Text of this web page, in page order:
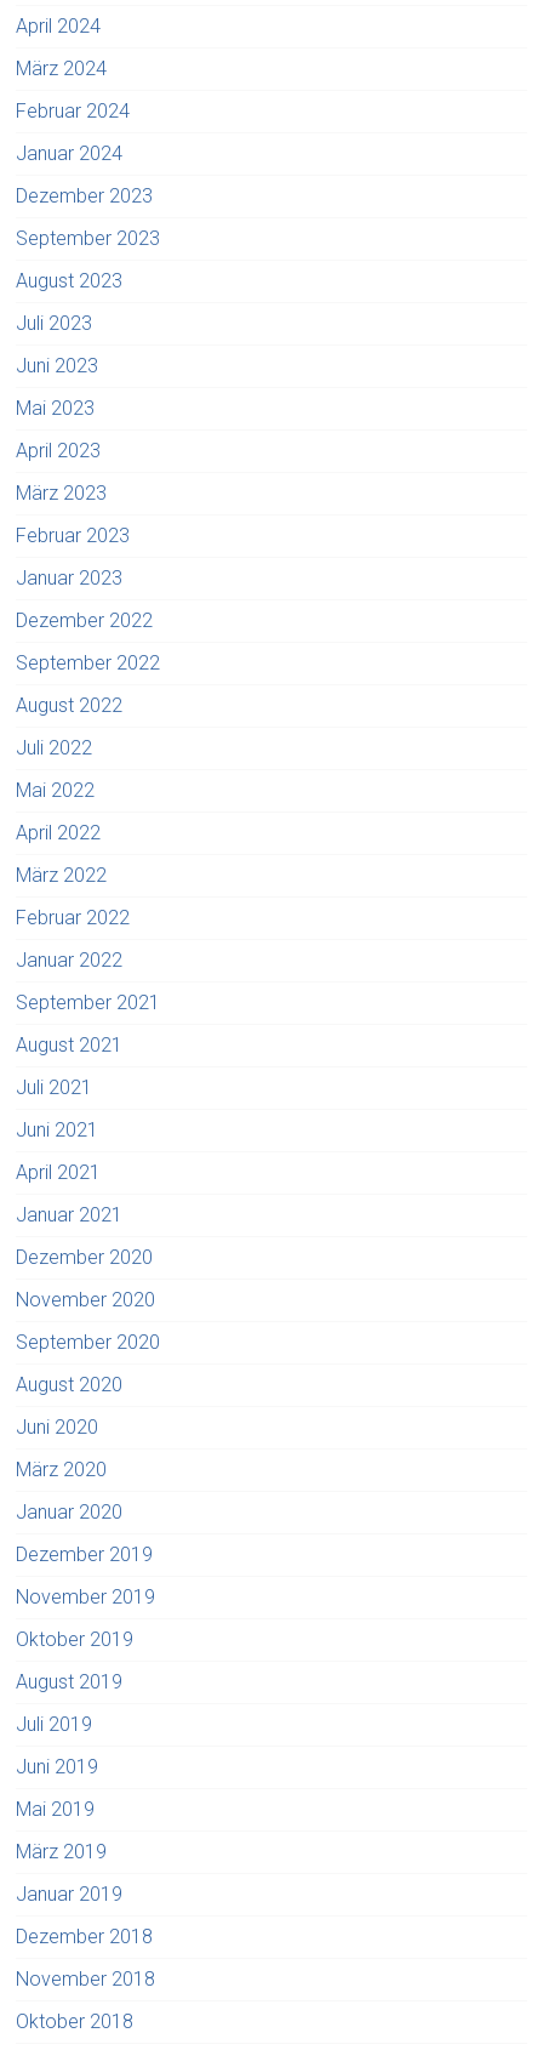
April 2024
März 2024
Februar 2024
Januar 2024
Dezember 2023
September 2023
August 2023
Juli 2023
Juni 2023
Mai 2023
April 2023
März 2023
Februar 2023
Januar 2023
Dezember 2022
September 2022
August 2022
Juli 2022
Mai 2022
April 2022
März 2022
Februar 2022
Januar 2022
September 2021
August 2021
Juli 2021
Juni 2021
April 2021
Januar 2021
Dezember 2020
November 2020
September 2020
August 2020
Juni 2020
März 2020
Januar 2020
Dezember 2019
November 2019
Oktober 2019
August 2019
Juli 2019
Juni 2019
Mai 2019
März 2019
Januar 2019
Dezember 2018
November 2018
Oktober 2018